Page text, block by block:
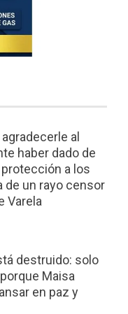
al
haber dado de
a los
de un rayo censor
Varela
destruido: solo
Maisa
en paz y